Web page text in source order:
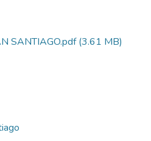
SANTIAGO.pdf(3.61 MB)